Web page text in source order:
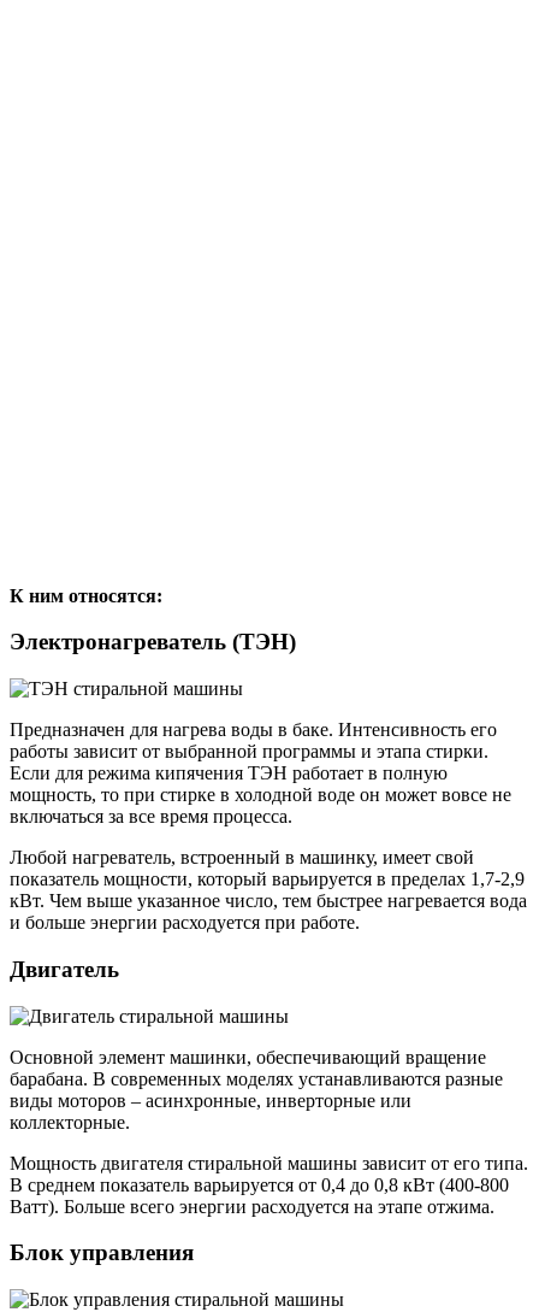
К ним относятся:
Электронагреватель (ТЭН)
Предназначен для нагрева воды в баке. Интенсивность его
работы зависит от выбранной программы и этапа стирки.
Если для режима кипячения ТЭН работает в полную
мощность, то при стирке в холодной воде он может вовсе не
включаться за все время процесса.
Любой нагреватель, встроенный в машинку, имеет свой
показатель мощности, который варьируется в пределах 1,7-2,9
кВт. Чем выше указанное число, тем быстрее нагревается вода
и больше энергии расходуется при работе.
Двигатель
Основной элемент машинки, обеспечивающий вращение
барабана. В современных моделях устанавливаются разные
виды моторов – асинхронные, инверторные или
коллекторные.
Мощность двигателя стиральной машины зависит от его типа.
В среднем показатель варьируется от 0,4 до 0,8 кВт (400-800
Ватт). Больше всего энергии расходуется на этапе отжима.
Блок управления